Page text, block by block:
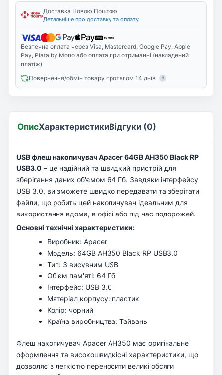
Доставка Новою Поштою
Детальніше про доставку та оплату
Безпечна оплата через Visa, Mastercard, Google Pay, Apple
Pay, Plata by Mono або оплата при отриманні (накладений
платіж)
Повернення/обмін товару протягом 14 днів
?
ОписХарактеристикиВідгуки (0)
USB флеш накопичувач Apacer 64GB AH350 Black RP
USB3.0 – це надійний та швидкий пристрій для
зберігання даних об'ємом 64 Гб. Завдяки інтерфейсу
USB 3.0, ви зможете швидко передавати та зберігати
файли, що робить цей накопичувач ідеальним для
використання вдома, в офісі або під час подорожей.
Основні технічні характеристики:
Виробник: Apacer
Модель: 64GB AH350 Black RP USB3.0
Тип: З висувним USB
Об'єм пам'яті: 64 Гб
Інтерфейс: USB 3.0
Матеріал корпусу: пластик
Колір: чорний
Країна виробництва: Тайвань
Флеш накопичувач Apacer AH350 має оригінальне
оформлення та високошвидкісні характеристики, що
дозволяє з легкістю переносити великі обсяги